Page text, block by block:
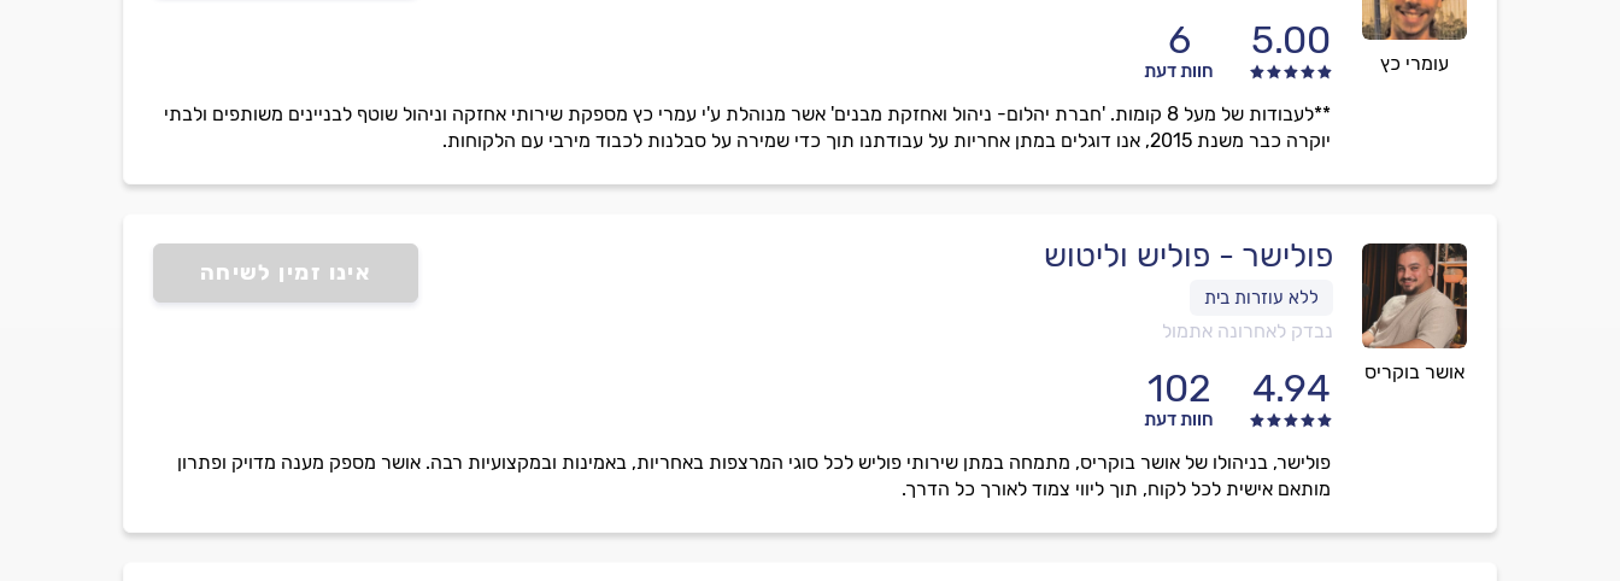
עומרי כץ
5.00
6
חוות דעת
**לעבודות של מעל 8 קומות. 'חברת יהלום- ניהול ואחזקת מבנים' אשר מנוהלת ע'י עמרי כץ מספקת שירותי אחזקה וניהול שוטף לבניינים משותפים ולבתי
יוקרה כבר משנת 2015, אנו דוגלים במתן אחריות על עבודתנו תוך כדי שמירה על סבלנות לכבוד מירבי עם הלקוחות.
אושר בוקריס
פולישר - פוליש וליטוש
נבדק לאחרונה אתמול
4.94
102
חוות דעת
אינו זמין לשיחה
פולישר, בניהולו של אושר בוקריס, מתמחה במתן שירותי פוליש לכל סוגי המרצפות באחריות, באמינות ובמקצועיות רבה. אושר מספק מענה מדויק ופתרון
מותאם אישית לכל לקוח, תוך ליווי צמוד לאורך כל הדרך.